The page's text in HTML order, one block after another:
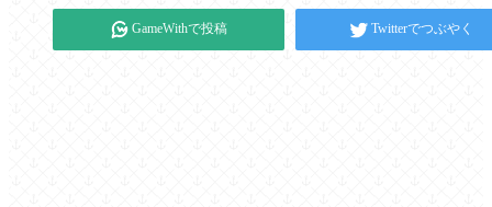
GameWithで投稿 Twitterでつぶやく